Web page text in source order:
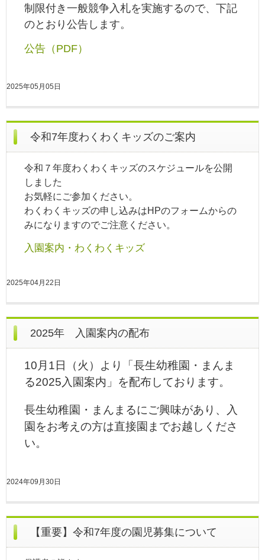
制限付き一般競争入札を実施するので、下記
のとおり公告します。
公告（PDF）
2025年05月05日
令和7年度わくわくキッズのご案内
令和７年度わくわくキッズのスケジュールを公開
しました
お気軽にご参加ください。
わくわくキッズの申し込みはHPのフォームからの
みになりますのでご注意ください。
入園案内・わくわくキッズ
2025年04月22日
2025年 入園案内の配布
10月1日（火）より「長生幼稚園・まんま
る2025入園案内」を配布しております。
長生幼稚園・まんまるにご興味があり、入
園をお考えの方は直接園までお越しくださ
い。
2024年09月30日
【重要】令和7年度の園児募集について